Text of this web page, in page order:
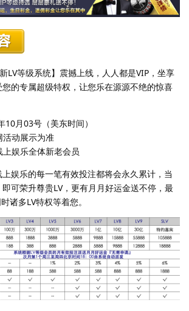
LV等级系统】震撼上线，人人都是VIP，坐享
的专属超级特权，让您乐在源源不绝的惊喜
月03号（美东时间）
动展示为准
娱乐全体新老会员
娱乐的每一笔有效投注都将会永久累计，当
可荣升尊贵LV，更有月月好运金送不停，最
诸多LV特权等着您。